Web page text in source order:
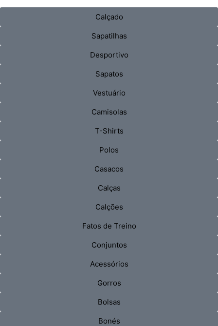
Calçado
Sapatilhas
Desportivo
Sapatos
Vestuário
Camisolas
T-Shirts
Polos
Casacos
Calças
Calções
Fatos de Treino
Conjuntos
Acessórios
Gorros
Bolsas
Bonés